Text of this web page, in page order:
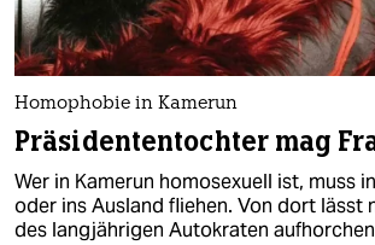
Homophobie in Kamerun
Präsidententochter mag
Wer in Kamerun homosexuell ist, muss
oder ins Ausland fliehen. Von dort lässt
des langjährigen Autokraten